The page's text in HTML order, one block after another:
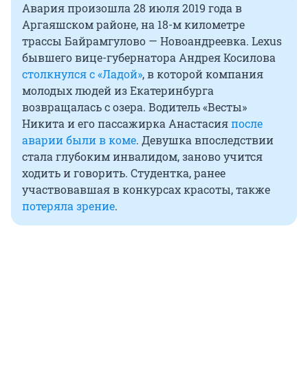
Авария произошла 28 июля 2019 года в
Аргаяшском районе, на 18-м километре
трассы Байрамгулово — Новоандреевка. Lexus
бывшего вице-губернатора Андрея Косилова
столкнулся с «Ладой», в которой компания
молодых людей из Екатеринбурга
возвращалась с озера. Водитель «Весты»
Никита и его пассажирка Анастасияпосле
аварии были в коме. Девушка впоследствии
стала глубоким инвалидом, заново учится
ходить и говорить. Студентка, ранее
участвовавшая в конкурсах красоты, также
потеряла зрение.